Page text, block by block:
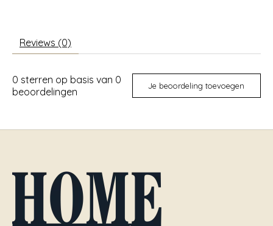
Reviews (0)
0 sterren op basis van 0
beoordelingen
Je beoordeling toevoegen